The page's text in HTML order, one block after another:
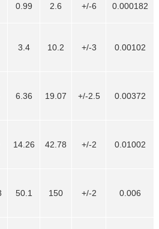
0.99 2.6 +/-6 0.000182
3.4 10.2 +/-3 0.00102
6.36 19.07 +/-2.5 0.00372
14.26 42.78 +/-2 0.01002
50.1 150 +/-2 0.006